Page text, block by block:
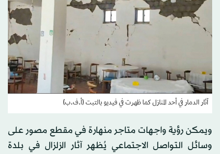
آثار الدمار في أحد المنازل كما ظهرت في فيديو بالتبت (أ.ف.ب)
ويمكن رؤية واجهات متاجر منهارة في مقطع مصور على
وسائل التواصل الاجتماعي يُظهر آثار الزلزال في بلدة